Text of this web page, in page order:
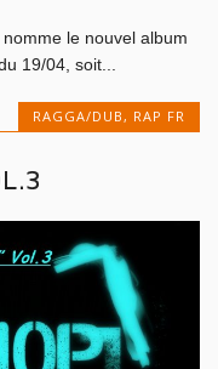
le nouvel album
19/04, soit...
RAGGA/DUB, RAP FR